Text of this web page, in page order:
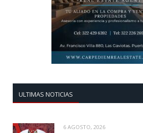
ULTIMAS NOTICIAS
6 AGOSTO, 2026